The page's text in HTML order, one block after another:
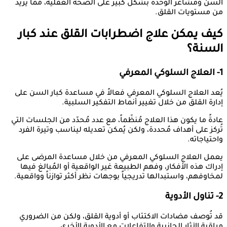
السن ومشاعر الوحدة بشكل كبير على الصحة العقلية، مما يزيد
من مستويات القلق.
كيف يمكن علاج اضطرابات القلق عند كبار
السنة؟
1- العلاج السلوكي المعرفي
يُعد العلاج السلوكي المعرفي فعالاً في مساعدة كبار السن على
إدارة القلق من خلال تغيير أنماط التفكير السلبية.
عادةً ما يكون هذا العلاج مُنظّماً، مع عدد مُحدّد من الجلسات التي
تُركز على أهداف مُحددة، ولكن يُمكن تعديله ليناسب وتيرة الفرد
واحتياجاته.
يعمل العلاج السلوكي المعرفي من خلال مساعدة المرضى على
إدراك هذه الأفكار، وفهم الطبيعة غير الواقعية أو المُبالغ فيها
لمخاوفهم، واستبدالها تدريجياً بوجهات نظر أكثر توازناً وواقعية.
2- تناول الأدوية
قد تُوصف مضادات الاكتئاب أو أدوية القلق، ولكن من الضروري